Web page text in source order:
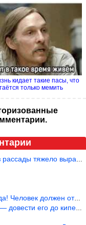
кидает такие пасы, что
только мемить
тяжело вырастить!
должен отдыхать в с
его до кипения и выкл